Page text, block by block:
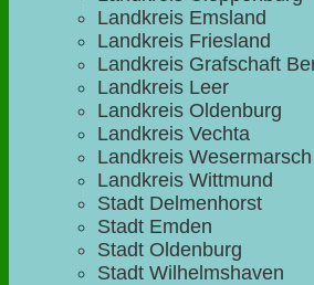
Landkreis Emsland
Landkreis Friesland
Landkreis Grafschaft
Landkreis Leer
Landkreis Oldenburg
Landkreis Vechta
Landkreis Wesermarsch
Landkreis Wittmund
Stadt Delmenhorst
Stadt Emden
Stadt Oldenburg
Stadt Wilhelmshaven